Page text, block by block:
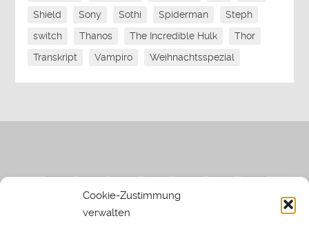
Cookie-Zustimmung
verwalten
Shield
Sony Sothi Spiderman
Steph
switch
Thanos The Incredible Hulk
Thor
Transkript
Vampiro Weihnachtsspezial